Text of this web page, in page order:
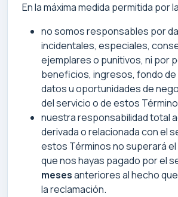
En la máxima medida permitida por
no somos responsables por
incidentales, especiales,
ejemplares o punitivos, ni por
beneficios, ingresos, fondo
datos u oportunidades de
del servicio o de estos
nuestra responsabilidad total
derivada o relacionada con el
estos Términos no superará
que nos hayas pagado por el
mesesanteriores al hecho
la reclamación.